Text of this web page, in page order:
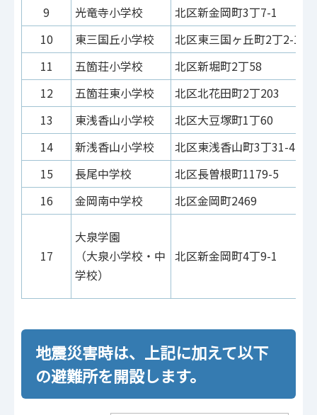
9
光竜寺小学校
北区新金岡町3丁7-1
10
東三国丘小学校
北区東三国ヶ丘町2丁2-1
11
五箇荘小学校
北区新堀町2丁58
12
五箇荘東小学校
北区北花田町2丁203
13
東浅香山小学校
北区大豆塚町1丁60
14
新浅香山小学校
北区東浅香山町3丁31-4
15
長尾中学校
北区長曽根町1179-5
16
金岡南中学校 北区金岡町2469
17
大泉学園
（大泉小学校・中
学校）
北区新金岡町4丁9-1
地震災害時は、上記に加えて以下
の避難所を開設します。